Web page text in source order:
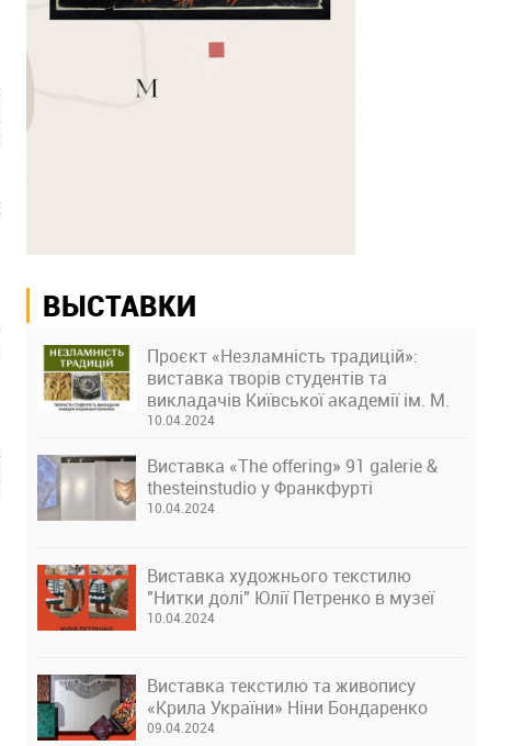
ВЫСТАВКИ
Проєкт «Незламність традицій»:
виставка творів студентів та
викладачів Київської академії ім. М.
Бойчука
10.04.2024
Виставка «The offering» 91 galerie &
thesteinstudio у Франкфурті
10.04.2024
Виставка художнього текстилю
"Нитки долі" Юлії Петренко в музеї
10.04.2024
Виставка текстилю та живопису
«Крила України» Ніни Бондаренко
09.04.2024